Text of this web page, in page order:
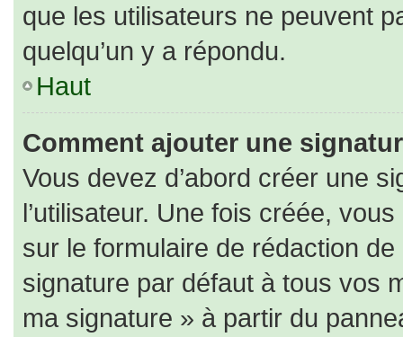
que les utilisateurs ne peuvent
quelqu’un y a répondu.
Haut
Comment ajouter une
Vous devez d’abord créer une
l’utilisateur. Une fois créée,
sur le formulaire de rédaction
signature par défaut à tous vos
ma signature » à partir du